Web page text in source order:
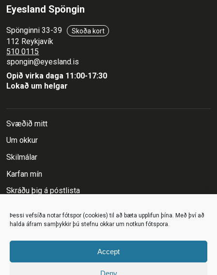
Þessi vefsíða notar fótspor (cookies) til að bæta upplifun þína. Með því að
halda áfram samþykkir þú stefnu okkar um notkun fótspora.
Accept
Deny
Eyesland Spöngin
Spönginni 33-39 Skoða kort
112 Reykjavík
510 0115
spongin@eyesland.is
Opið virka daga 11:00-17:30
Lokað um helgar
Svæðið mitt
Um okkur
Skilmálar
Karfan mín
Skráðu þig á póstlista
Fylgstu með á